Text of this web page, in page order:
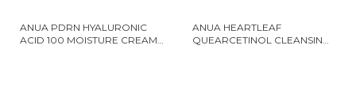
ANUA PDRN HYALURONIC
ACID 100 MOISTURE CREAM
ANUA HEARTLEAF
QUEARCETINOL CLEANSING